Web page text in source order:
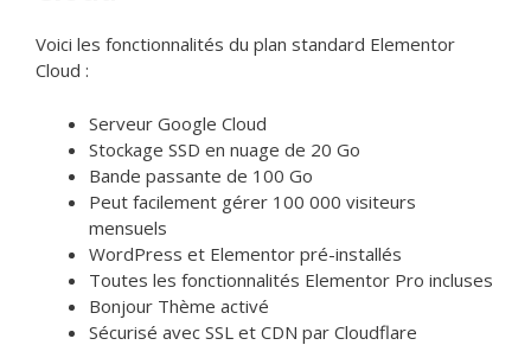
Voici les fonctionnalités du plan standard Elementor
Cloud :
Serveur Google Cloud
Stockage SSD en nuage de 20 Go
Bande passante de 100 Go
Peut facilement gérer 100 000 visiteurs
mensuels
WordPress et Elementor pré-installés
Toutes les fonctionnalités Elementor Pro incluses
Bonjour Thème activé
Sécurisé avec SSL et CDN par Cloudflare